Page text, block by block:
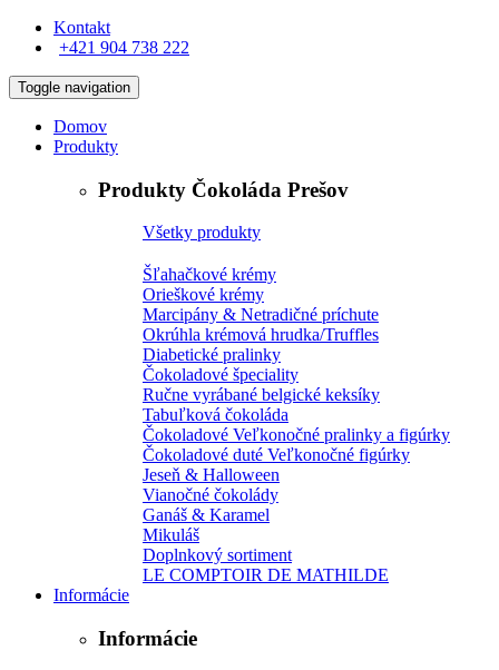
Kontakt
+421 904 738 222
Toggle navigation
Domov
Produkty
Produkty Čokoláda Prešov
Všetky produkty
Šľahačkové krémy
Orieškové krémy
Marcipány & Netradičné príchute
Okrúhla krémová hrudka/Truffles
Diabetické pralinky
Čokoladové špeciality
Ručne vyrábané belgické keksíky
Tabuľková čokoláda
Čokoladové Veľkonočné pralinky a figúrky
Čokoladové duté Veľkonočné figúrky
Jeseň & Halloween
Vianočné čokolády
Ganáš & Karamel
Mikuláš
Doplnkový sortiment
LE COMPTOIR DE MATHILDE
Informácie
Informácie